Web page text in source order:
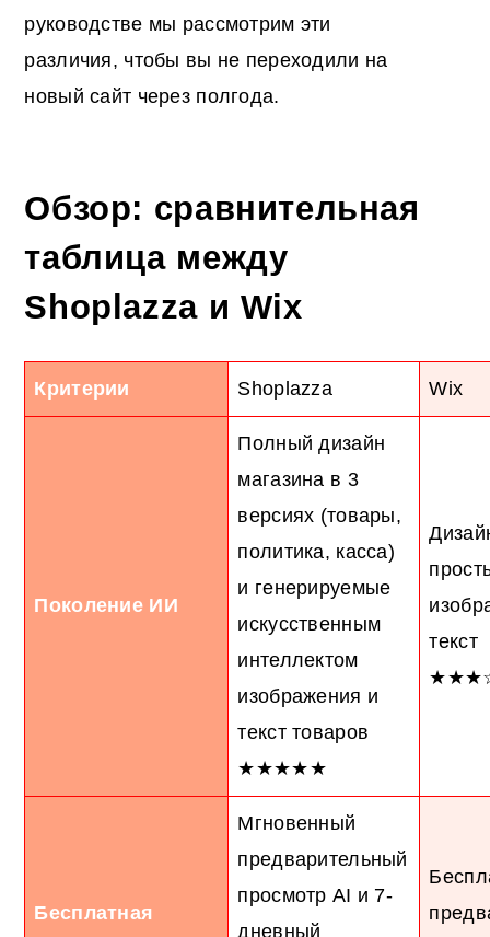
руководстве мы рассмотрим эти
различия, чтобы вы не переходили на
новый сайт через полгода.
Обзор: сравнительная
таблица между
Shoplazza и Wix
Критерии Shoplazza Wix
Поколение ИИ
Полный дизайн
магазина в 3
версиях (товары,
политика, касса)
и генерируемые
искусственным
интеллектом
изображения и
текст товаров
★★★★★
текст
Бесплатная
Мгновенный
предварительный
просмотр AI и 7-
дневный